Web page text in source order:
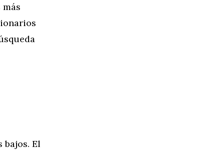
bajos. El